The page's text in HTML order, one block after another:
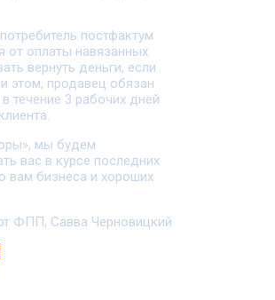
постфактум
от оплаты навязанных
вернуть деньги, если
этом, продавец обязан
течение 3 рабочих дней
мы будем
вас в курсе последних
вам бизнеса и хороших
ФПП, Савва Черновицкий